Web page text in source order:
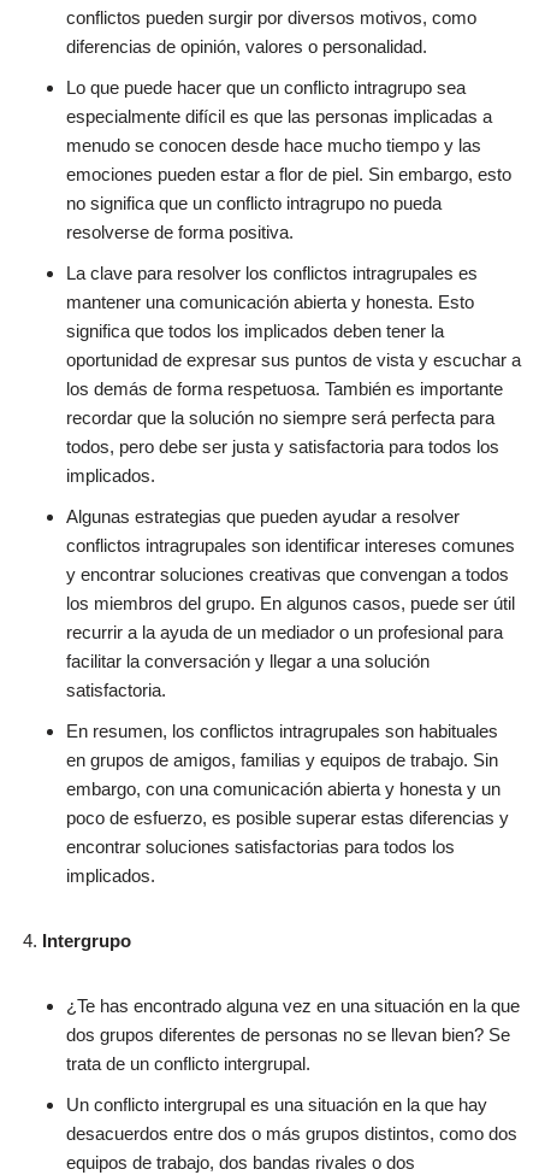
conflictos pueden surgir por diversos motivos, como
diferencias de opinión, valores o personalidad.
Lo que puede hacer que un conflicto intragrupo sea
especialmente difícil es que las personas implicadas a
menudo se conocen desde hace mucho tiempo y las
emociones pueden estar a flor de piel. Sin embargo, esto
no significa que un conflicto intragrupo no pueda
resolverse de forma positiva.
La clave para resolver los conflictos intragrupales es
mantener una comunicación abierta y honesta. Esto
significa que todos los implicados deben tener la
oportunidad de expresar sus puntos de vista y escuchar a
los demás de forma respetuosa. También es importante
recordar que la solución no siempre será perfecta para
todos, pero debe ser justa y satisfactoria para todos los
implicados.
Algunas estrategias que pueden ayudar a resolver
conflictos intragrupales son identificar intereses comunes
y encontrar soluciones creativas que convengan a todos
los miembros del grupo. En algunos casos, puede ser útil
recurrir a la ayuda de un mediador o un profesional para
facilitar la conversación y llegar a una solución
satisfactoria.
En resumen, los conflictos intragrupales son habituales
en grupos de amigos, familias y equipos de trabajo. Sin
embargo, con una comunicación abierta y honesta y un
poco de esfuerzo, es posible superar estas diferencias y
encontrar soluciones satisfactorias para todos los
implicados.
Intergrupo
¿Te has encontrado alguna vez en una situación en la que
dos grupos diferentes de personas no se llevan bien? Se
trata de un conflicto intergrupal.
Un conflicto intergrupal es una situación en la que hay
desacuerdos entre dos o más grupos distintos, como dos
equipos de trabajo, dos bandas rivales o dos